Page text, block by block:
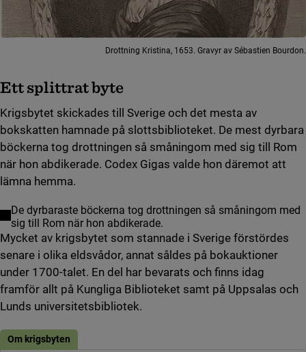
Drottning Kristina, 1653. Gravyr av Sébastien Bourdon.
Ett splittrat byte
Krigsbytet skickades till Sverige och det mesta av
bokskatten hamnade på slottsbiblioteket. De mest dyrbara
böckerna tog drottningen så småningom med sig till Rom
när hon abdikerade. Codex Gigas valde hon däremot att
lämna hemma.
De dyrbaraste böckerna tog drottningen så småningom med
sig till Rom när hon abdikerade.
Mycket av krigsbytet som stannade i Sverige förstördes
senare i olika eldsvådor, annat såldes på bokauktioner
under 1700-talet. En del har bevarats och finns idag
framför allt på Kungliga Biblioteket samt på Uppsalas och
Lunds universitetsbibliotek.
Om krigsbyten